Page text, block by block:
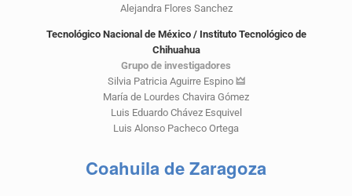
Alejandra Flores Sanchez
Tecnológico Nacional de México / Instituto Tecnológico de
Chihuahua
Grupo de investigadores
Silvia Patricia Aguirre Espino 🜲
María de Lourdes Chavira Gómez
Luis Eduardo Chávez Esquivel
Luis Alonso Pacheco Ortega
Coahuila de Zaragoza